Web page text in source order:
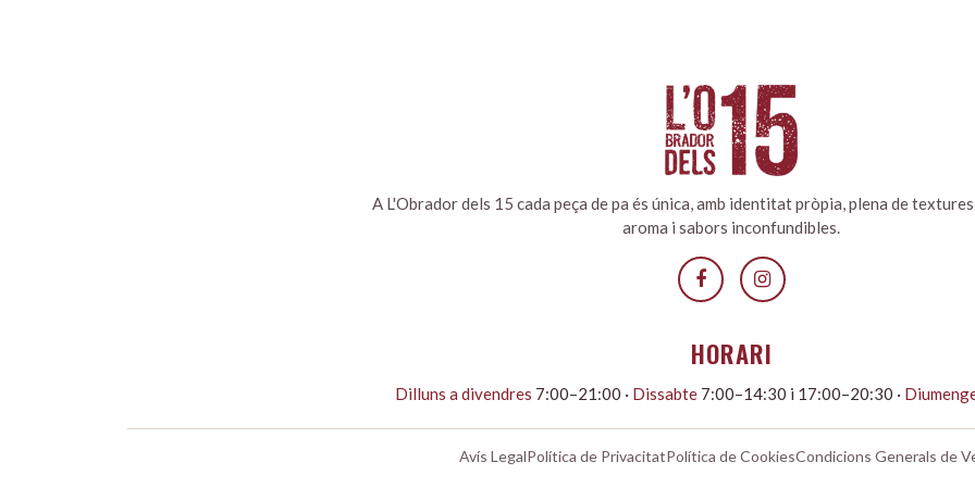
A L'Obrador dels 15 cada peça de pa és única, amb identitat pròpia, plena de
aroma i sabors inconfundibles.
HORARI
Dilluns a divendres 7:00–21:00 · Dissabte 7:00–14:30 i 17:00–20:30 ·
Avís LegalPolítica de PrivacitatPolítica de CookiesCondicions Generals de